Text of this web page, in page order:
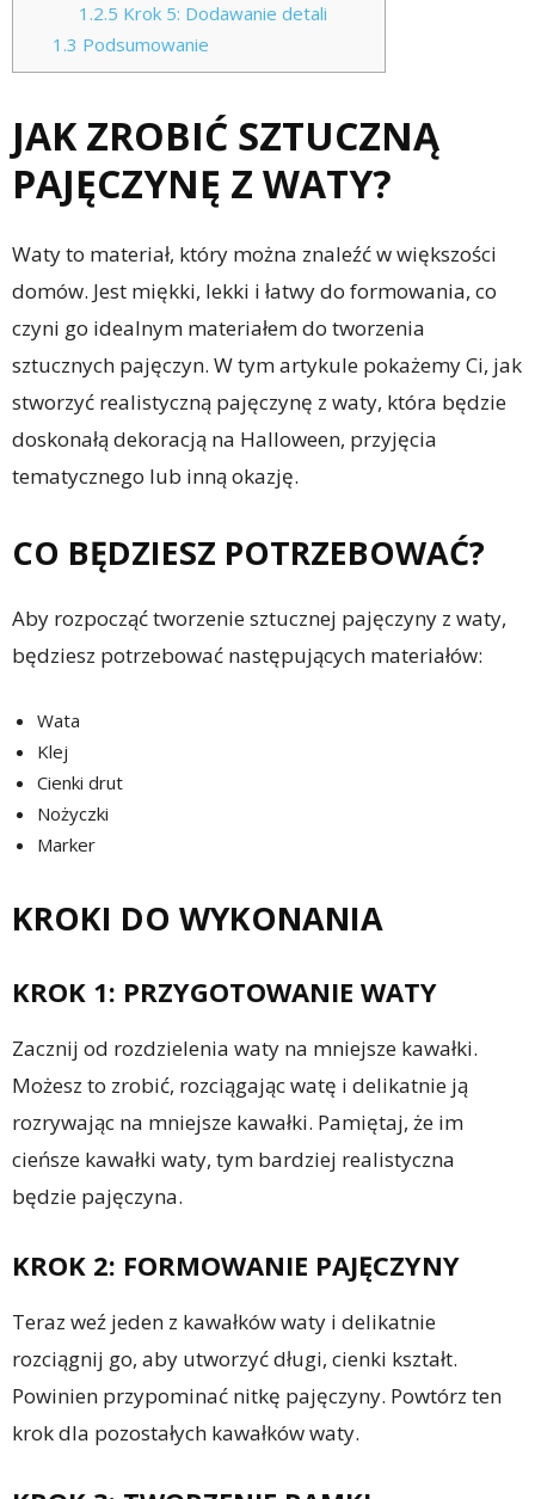
1.2.5 Krok 5: Dodawanie detali
1.3 Podsumowanie
JAK ZROBIĆ SZTUCZNĄ
PAJĘCZYNĘ Z WATY?
Waty to materiał, który można znaleźć w większości
domów. Jest miękki, lekki i łatwy do formowania, co
czyni go idealnym materiałem do tworzenia
sztucznych pajęczyn. W tym artykule pokażemy Ci, jak
stworzyć realistyczną pajęczynę z waty, która będzie
doskonałą dekoracją na Halloween, przyjęcia
tematycznego lub inną okazję.
CO BĘDZIESZ POTRZEBOWAĆ?
Aby rozpocząć tworzenie sztucznej pajęczyny z waty,
będziesz potrzebować następujących materiałów:
Wata
Klej
Cienki drut
Nożyczki
Marker
KROKI DO WYKONANIA
KROK 1: PRZYGOTOWANIE WATY
Zacznij od rozdzielenia waty na mniejsze kawałki.
Możesz to zrobić, rozciągając watę i delikatnie ją
rozrywając na mniejsze kawałki. Pamiętaj, że im
cieńsze kawałki waty, tym bardziej realistyczna
będzie pajęczyna.
KROK 2: FORMOWANIE PAJĘCZYNY
Teraz weź jeden z kawałków waty i delikatnie
rozciągnij go, aby utworzyć długi, cienki kształt.
Powinien przypominać nitkę pajęczyny. Powtórz ten
krok dla pozostałych kawałków waty.